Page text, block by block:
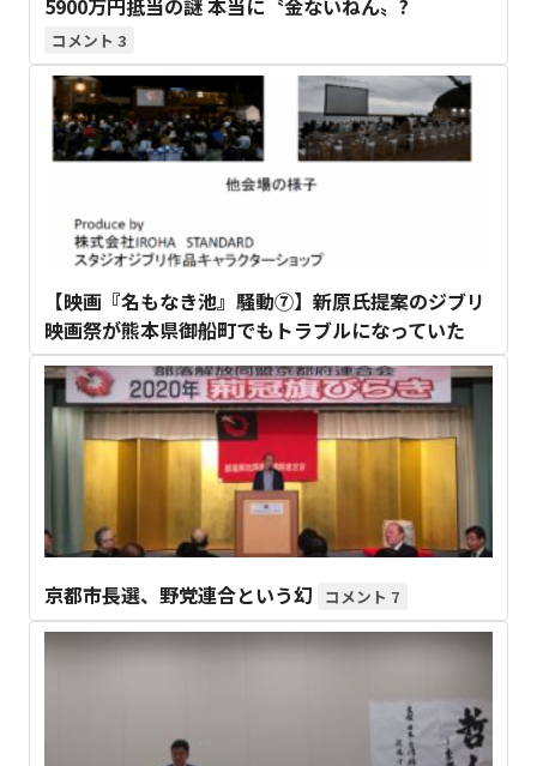
5900万円抵当の謎 本当に〝金ないねん〟?
3
【映画『名もなき池』騒動⑦】新原氏提案のジブリ
映画祭が熊本県御船町でもトラブルになっていた
京都市長選、野党連合という幻 7